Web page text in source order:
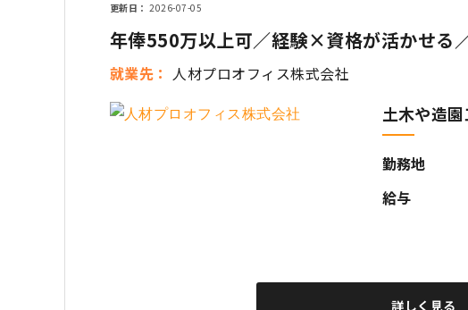
更新日 2026-07-05
年俸550万以上可／経験×資格が活かせる
就業先 人材プロオフィス株式会社
土木や造
勤務地
給与
詳しく見る